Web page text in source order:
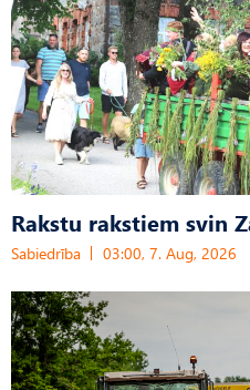
Rakstu rakstiem svin
Sabiedrība 03:00, 7. Aug, 2026